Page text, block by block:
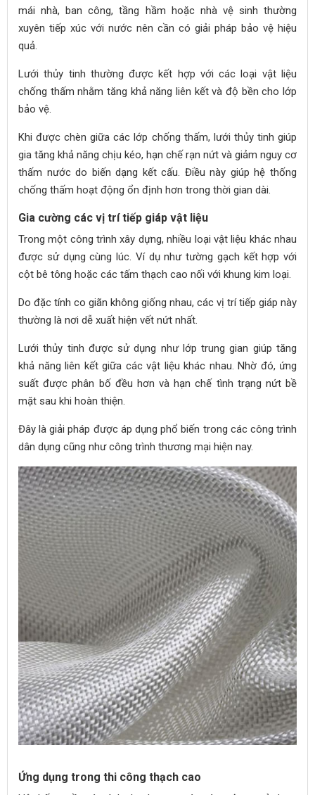
mái nhà, ban công, tầng hầm hoặc nhà vệ sinh thường
xuyên tiếp xúc với nước nên cần có giải pháp bảo vệ hiệu
quả.
Lưới thủy tinh thường được kết hợp với các loại vật liệu
chống thấm nhằm tăng khả năng liên kết và độ bền cho lớp
bảo vệ.
Khi được chèn giữa các lớp chống thấm, lưới thủy tinh giúp
gia tăng khả năng chịu kéo, hạn chế rạn nứt và giảm nguy cơ
thấm nước do biến dạng kết cấu. Điều này giúp hệ thống
chống thấm hoạt động ổn định hơn trong thời gian dài.
Gia cường các vị trí tiếp giáp vật liệu
Trong một công trình xây dựng, nhiều loại vật liệu khác nhau
được sử dụng cùng lúc. Ví dụ như tường gạch kết hợp với
cột bê tông hoặc các tấm thạch cao nối với khung kim loại.
Do đặc tính co giãn không giống nhau, các vị trí tiếp giáp này
thường là nơi dễ xuất hiện vết nứt nhất.
Lưới thủy tinh được sử dụng như lớp trung gian giúp tăng
khả năng liên kết giữa các vật liệu khác nhau. Nhờ đó, ứng
suất được phân bố đều hơn và hạn chế tình trạng nứt bề
mặt sau khi hoàn thiện.
Đây là giải pháp được áp dụng phổ biến trong các công trình
dân dụng cũng như công trình thương mại hiện nay.
Ứng dụng trong thi công thạch cao